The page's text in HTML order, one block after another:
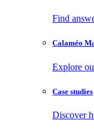
Find
Calaméo
Explore
Case studies
Discover